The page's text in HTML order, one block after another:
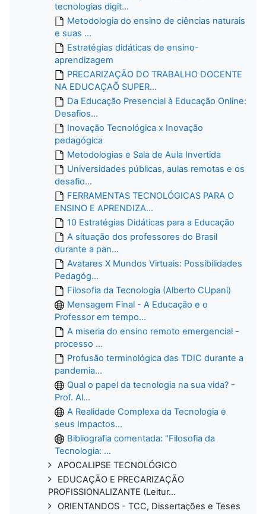
tecnologias digit...
Metodologia do ensino de ciências naturais
e suas ...
Estratégias didáticas de ensino-
aprendizagem
PRECARIZAÇÃO DO TRABALHO DOCENTE
NA EDUCAÇAÕ SUPER...
Da Educação Presencial à Educação Online:
Desafios...
Inovação Tecnológica x Inovação
pedagógica
Metodologias e Sala de Aula Invertida
Universidades públicas, aulas remotas e os
desafio...
FERRAMENTAS TECNOLÓGICAS PARA O
ENSINO E APRENDIZA...
10 Estratégias Didáticas para a Educação
A situação dos professores do Brasil
durante a pan...
Avatares X Mundos Virtuais: Possibilidades
Pedagóg...
Filosofia da Tecnologia (Alberto CUpani)
Mensagem Final - A Educação e o
Professor em tempo...
A miseria do ensino remoto emergencial -
processo ...
Profusão terminológica das TDIC durante a
pandemia...
Qual o papel da tecnologia na sua vida? -
Prof. Al...
A Realidade Complexa da Tecnologia e
seus Impactos...
Bibliografia comentada: "Filosofia da
Tecnologia: ...
APOCALIPSE TECNOLÓGICO
EDUCAÇÃO E PRECARIZAÇÃO
PROFISSIONALIZANTE (Leitur...
ORIENTANDOS - TCC, Dissertações e Teses